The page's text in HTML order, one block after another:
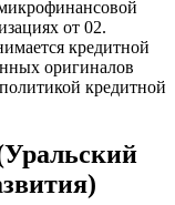
от 02.
кредитной
оригиналов
кредитной